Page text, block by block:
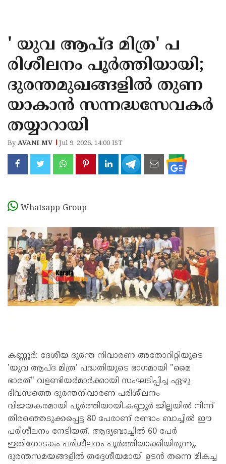
KANNUR
KASARAGOD
' യുവ ആപ്ദ മിത്ര' പ
രിശീലനം പൂർത്തിയായി;
ദുരന്തമുഖങ്ങളിൽ തുണ
യാകാൻ സന്നദ്ധസേവകർ
തയ്യാറായി
ByAVANI MV Jul 9, 2026, 14:00 IST
Whatsapp Group
കണ്ണൂർ: ദേശീയ ദുരന്ത നിവാരണ അതോറിറ്റിയുടെ
'യുവ ആപ്ദ മിത്ര' പദ്ധതിയുടെ ഭാഗമായി "മൈ
ഭാരത്" വളണ്ടിയര്‍മാർക്കായി സംഘടിപ്പിച്ച ഏഴു
ദിവസത്തെ ദുരന്തനിവാരണ പരിശീലനം
വിജയകരമായി പൂർത്തിയായി.കണ്ണൂർ ജില്ലയിൽ നിന്ന്
തിരഞ്ഞെടുക്കപ്പെട്ട 80 പേരാണ് രണ്ടാം ബാച്ചിൽ ഈ
പരിശീലനം നേടിയത്. ആദ്യബാച്ചിൽ 60 പേർ
ഇതിനോടകം പരിശീലനം പൂർത്തിയാക്കിയിരുന്നു.
ദുരന്തസമയങ്ങളില്‍ തദ്ദേശീയമായി ഉടന്‍ തന്നെ മികച്ച